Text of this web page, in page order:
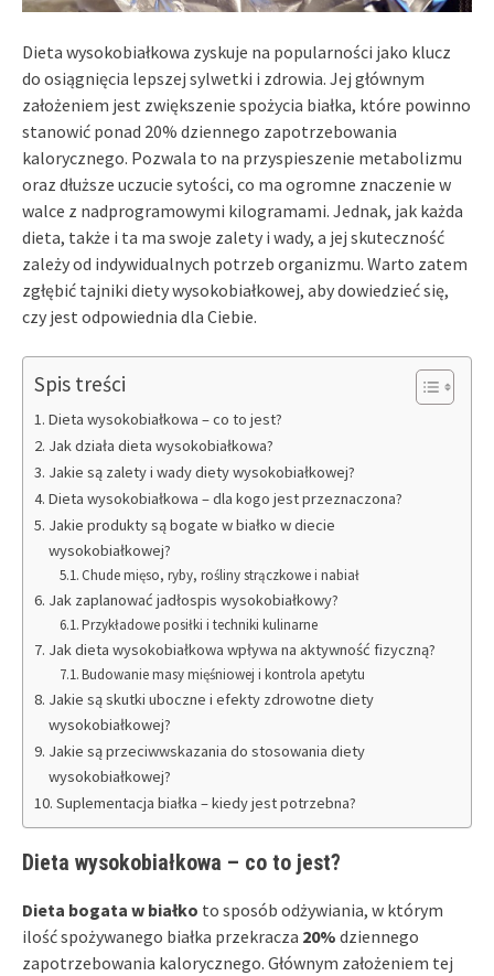
Dieta wysokobiałkowa zyskuje na popularności jako klucz
do osiągnięcia lepszej sylwetki i zdrowia. Jej głównym
założeniem jest zwiększenie spożycia białka, które powinno
stanowić ponad 20% dziennego zapotrzebowania
kalorycznego. Pozwala to na przyspieszenie metabolizmu
oraz dłuższe uczucie sytości, co ma ogromne znaczenie w
walce z nadprogramowymi kilogramami. Jednak, jak każda
dieta, także i ta ma swoje zalety i wady, a jej skuteczność
zależy od indywidualnych potrzeb organizmu. Warto zatem
zgłębić tajniki diety wysokobiałkowej, aby dowiedzieć się,
czy jest odpowiednia dla Ciebie.
Spis treści
Dieta wysokobiałkowa – co to jest?
Jak działa dieta wysokobiałkowa?
Jakie są zalety i wady diety wysokobiałkowej?
Dieta wysokobiałkowa – dla kogo jest przeznaczona?
Jakie produkty są bogate w białko w diecie
wysokobiałkowej?
Chude mięso, ryby, rośliny strączkowe i nabiał
Jak zaplanować jadłospis wysokobiałkowy?
Przykładowe posiłki i techniki kulinarne
Jak dieta wysokobiałkowa wpływa na aktywność fizyczną?
Budowanie masy mięśniowej i kontrola apetytu
Jakie są skutki uboczne i efekty zdrowotne diety
wysokobiałkowej?
Jakie są przeciwwskazania do stosowania diety
wysokobiałkowej?
Suplementacja białka – kiedy jest potrzebna?
Dieta wysokobiałkowa – co to jest?
Dieta bogata w białko to sposób odżywiania, w którym
ilość spożywanego białka przekracza 20% dziennego
zapotrzebowania kalorycznego. Głównym założeniem tej